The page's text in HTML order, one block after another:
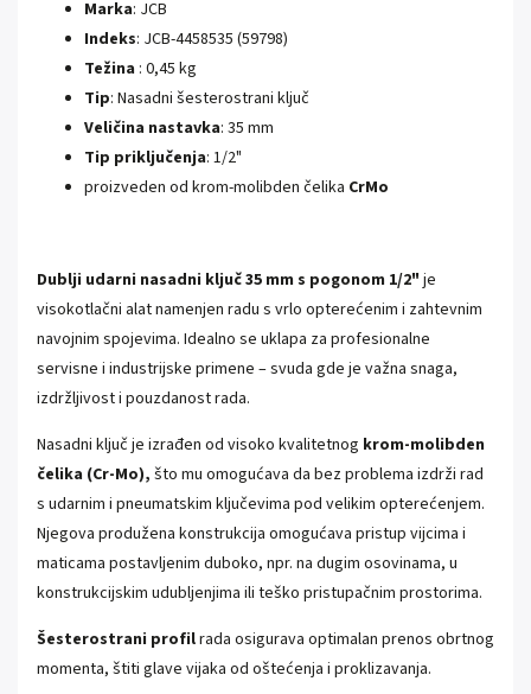
Marka: JCB
Indeks: JCB-4458535 (59798)
Težina : 0,45 kg
Tip: Nasadni šesterostrani ključ
Veličina nastavka: 35 mm
Tip priključenja: 1/2"
proizveden od krom-molibden čelika CrMo
Dublji udarni nasadni ključ 35 mm s pogonom 1/2" je
visokotlačni alat namenjen radu s vrlo opterećenim i zahtevnim
navojnim spojevima. Idealno se uklapa za profesionalne
servisne i industrijske primene – svuda gde je važna snaga,
izdržljivost i pouzdanost rada.
Nasadni ključ je izrađen od visoko kvalitetnog krom-molibden
čelika (Cr-Mo), što mu omogućava da bez problema izdrži rad
s udarnim i pneumatskim ključevima pod velikim opterećenjem.
Njegova produžena konstrukcija omogućava pristup vijcima i
maticama postavljenim duboko, npr. na dugim osovinama, u
konstrukcijskim udubljenjima ili teško pristupačnim prostorima.
Šesterostrani profilrada osigurava optimalan prenos obrtnog
momenta, štiti glave vijaka od oštećenja i proklizavanja.